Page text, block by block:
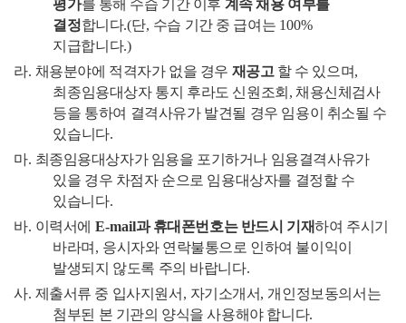
평가를 통해 수습 기간 이후 계속 채용 여부를
결정합니다.(단, 수습 기간 중 급여는 100%
지급합니다.)
라. 채용분야에 적격자가 없을 경우 재공고 할 수 있으며,
최종임용대상자 통지 후라도 신원조회 , 채용신체검사
등을 통하여 결격사유가 발견될 경우 임용이 취소될 수
있습니다.
마. 최종임용대상자가 임용을 포기하거나 임용결격사유가
있을 경우 차점자 순으로 임용대상자를 결정할 수
있습니다.
바. 이력서에 E-mail과 휴대폰번호는 반드시 기재하여 주시기
바라며 , 응시자와 연락불통으로 인하여 불이익이
발생되지 않도록 주의 바랍니다.
사. 제출서류 중 입사지원서 , 자기소개서, 개인정보동의서는
첨부된 본 기관의 양식을 사용해야 합니다.